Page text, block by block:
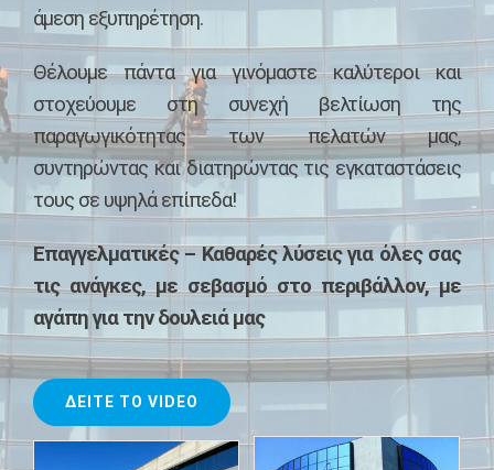
ΔΙΑΜΌΡΦΩΣΗ & ΣΥΝΤΉΡΗΣΗ ΚΉΠΩΝ
ΥΠΗΡΕΣΊΕΣ ΕΣΤΊΑΣΗΣ – ΔΕΞΙΏΣΕΩΝ
ΠΑΡΟΧΉ ΕΡΓΑΤΙΚΟΎ ΔΥΝΑΜΙΚΟΎ
ΑΠΟΚΑΤΆΣΤΑΣΗ EΚΤΆΚΤΩΝ KΑΤΑΣΤΡΟΦΏΝ
ΠΩΛΉΣΕΙΣ EΡΓΑΛΕΊΩΝ ΚΑΙ MΗΧΑΝΗΜΆΤΩΝ KΑΘΑΡΙΣΜΟΎ
άμεση εξυπηρέτηση.
Θέλουμε πάντα για γινόμαστε καλύτεροι και
στοχεύουμε στη συνεχή βελτίωση της
παραγωγικότητας των πελατών μας,
συντηρώντας και διατηρώντας τις εγκαταστάσεις
τους σε υψηλά επίπεδα!
Επαγγελματικές – Καθαρές λύσεις για όλες σας
τις ανάγκες, με σεβασμό στο περιβάλλον, με
αγάπη για την δουλειά μας
ΔΕΊΤΕ ΤΟ VIDEO